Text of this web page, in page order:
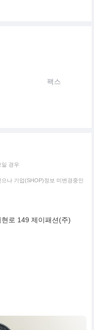
팩스
일 경우
나 기업(SHOP)정보 미변경중인
로 149 제이패션(주)